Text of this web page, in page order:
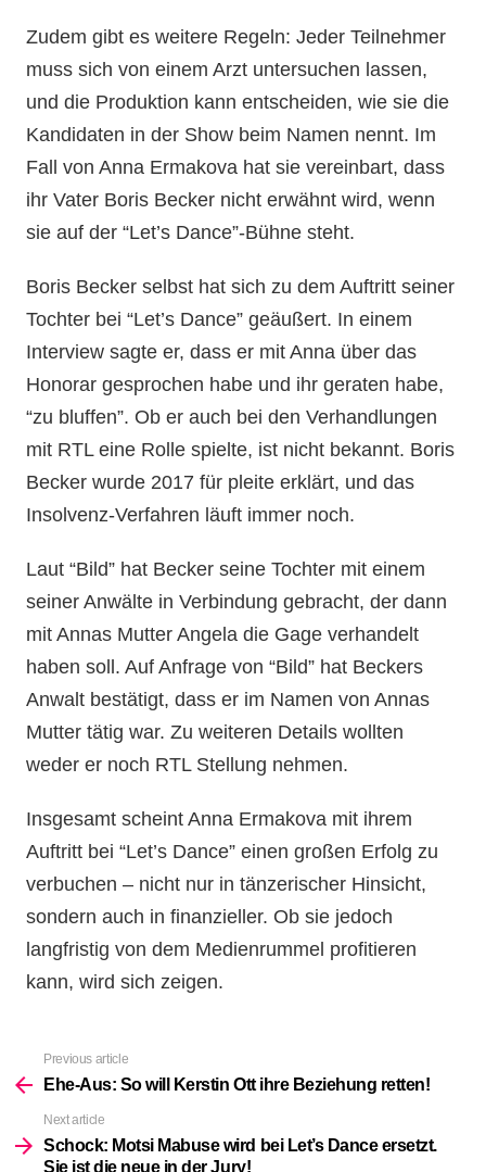
Zudem gibt es weitere Regeln: Jeder Teilnehmer
muss sich von einem Arzt untersuchen lassen,
und die Produktion kann entscheiden, wie sie die
Kandidaten in der Show beim Namen nennt. Im
Fall von Anna Ermakova hat sie vereinbart, dass
ihr Vater Boris Becker nicht erwähnt wird, wenn
sie auf der “Let’s Dance”-Bühne steht.
Boris Becker selbst hat sich zu dem Auftritt seiner
Tochter bei “Let’s Dance” geäußert. In einem
Interview sagte er, dass er mit Anna über das
Honorar gesprochen habe und ihr geraten habe,
“zu bluffen”. Ob er auch bei den Verhandlungen
mit RTL eine Rolle spielte, ist nicht bekannt. Boris
Becker wurde 2017 für pleite erklärt, und das
Insolvenz-Verfahren läuft immer noch.
Laut “Bild” hat Becker seine Tochter mit einem
seiner Anwälte in Verbindung gebracht, der dann
mit Annas Mutter Angela die Gage verhandelt
haben soll. Auf Anfrage von “Bild” hat Beckers
Anwalt bestätigt, dass er im Namen von Annas
Mutter tätig war. Zu weiteren Details wollten
weder er noch RTL Stellung nehmen.
Insgesamt scheint Anna Ermakova mit ihrem
Auftritt bei “Let’s Dance” einen großen Erfolg zu
verbuchen – nicht nur in tänzerischer Hinsicht,
sondern auch in finanzieller. Ob sie jedoch
langfristig von dem Medienrummel profitieren
kann, wird sich zeigen.
more
Previous article
Ehe-Aus: So will Kerstin Ott ihre Beziehung retten!
Next article
Schock: Motsi Mabuse wird bei Let’s Dance ersetzt.
Sie ist die neue in der Jury!